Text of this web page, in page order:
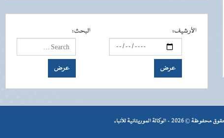
الأرشيف: البحث:
2026 - الوكالة الموريتانية للأنباء